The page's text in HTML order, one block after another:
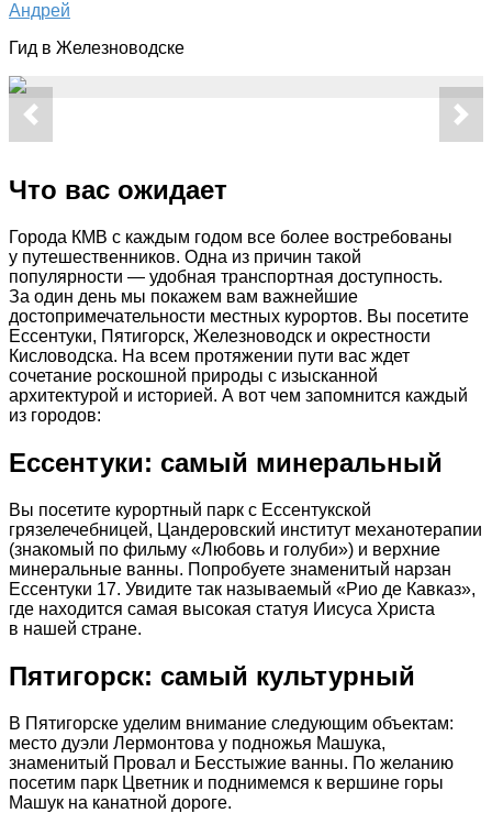
Андрей
Гид в Железноводске
Что вас ожидает
Города КМВ с каждым годом все более востребованы
у путешественников. Одна из причин такой
популярности — удобная транспортная доступность.
За один день мы покажем вам важнейшие
достопримечательности местных курортов. Вы посетите
Ессентуки, Пятигорск, Железноводск и окрестности
Кисловодска. На всем протяжении пути вас ждет
сочетание роскошной природы с изысканной
архитектурой и историей. А вот чем запомнится каждый
из городов:
Ессентуки: самый минеральный
Вы посетите курортный парк с Ессентукской
грязелечебницей, Цандеровский институт механотерапии
(знакомый по фильму «Любовь и голуби») и верхние
минеральные ванны. Попробуете знаменитый нарзан
Ессентуки 17. Увидите так называемый «Рио де Кавказ»,
где находится самая высокая статуя Иисуса Христа
в нашей стране.
Пятигорск: самый культурный
В Пятигорске уделим внимание следующим объектам:
место дуэли Лермонтова у подножья Машука,
знаменитый Провал и Бесстыжие ванны. По желанию
посетим парк Цветник и поднимемся к вершине горы
Машук на канатной дороге.